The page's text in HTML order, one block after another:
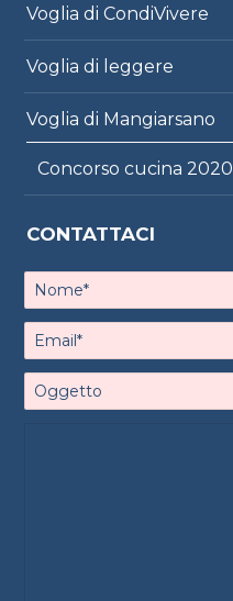
Voglia di CondiVivere
Voglia di leggere
Voglia di Mangiarsano
Concorso cucina 2020
CONTATTACI